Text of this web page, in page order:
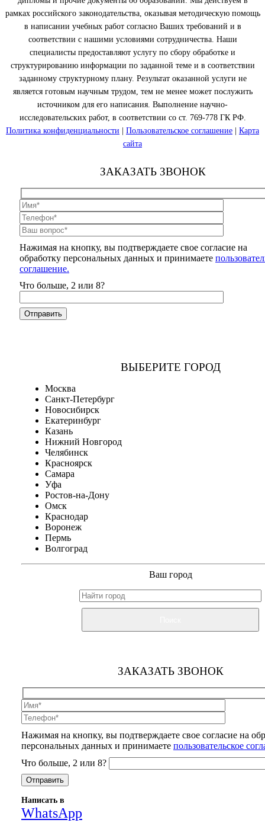
рамках российского законодательства, оказывая методическую помощь
в написании учебных работ согласно Ваших требований и в
соответствии с нашими условиями сотрудничества. Наши
специалисты предоставляют услугу по сбору обработке и
структурированию информации по заданной теме и в соответствии
заданному структурному плану. Результат оказанной услуги не
является готовым научным трудом, тем не менее может послужить
источником для его написания. Выполнение научно-
исследовательских работ, в соответствии со ст. 769-778 ГК РФ.
Политика конфиденциальности | Пользовательское соглашение | Карта
сайта
ЗАКАЗАТЬ ЗВОНОК
Нажимая на кнопку, вы подтверждаете свое согласие на
обработку персональных данных и принимаете
соглашение.
Что больше, 2 или 8?
ВЫБЕРИТЕ ГОРОД
Москва
Санкт-Петербург
Новосибирск
Екатеринбург
Казань
Нижний Новгород
Челябинск
Красноярск
Самара
Уфа
Ростов-на-Дону
Омск
Краснодар
Воронеж
Пермь
Волгоград
Ваш город
ЗАКАЗАТЬ ЗВОНОК
Нажимая на кнопку, вы подтверждаете свое согласие на
персональных данных и принимаете пользовательское
Что больше, 2 или 8?
Написать в
WhatsApp